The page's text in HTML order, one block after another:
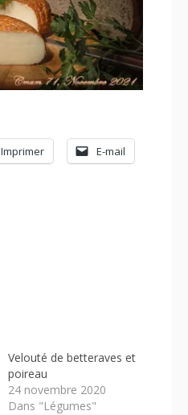
Imprimer E-mail
Velouté de betteraves et
poireau
24 novembre 2020
Dans "Légumes"